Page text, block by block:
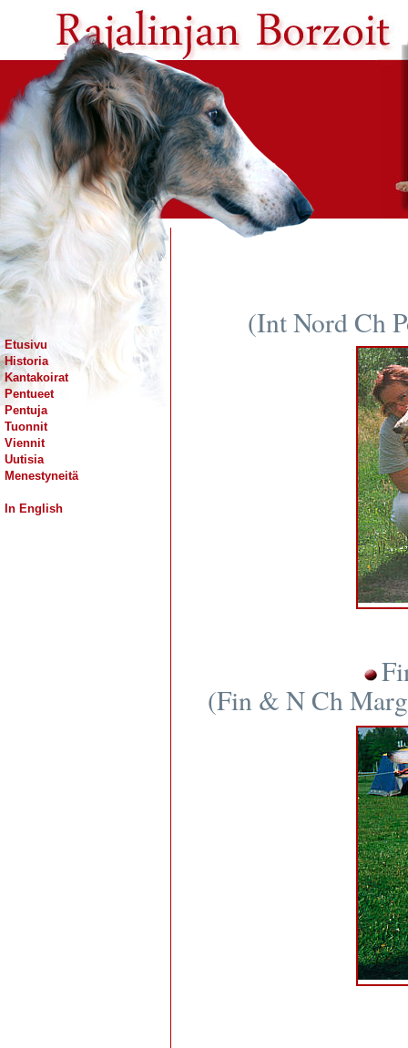
Etusivu
Historia
Kantakoirat
Pentueet
Pentuja
Tuonnit
Viennit
Uutisia
Menestyneitä
In English
(Int Nord Ch
(Fin & N Ch